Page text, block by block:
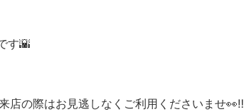
す🌇
店の際はお見逃しなくご利用くださいませ👀‼️